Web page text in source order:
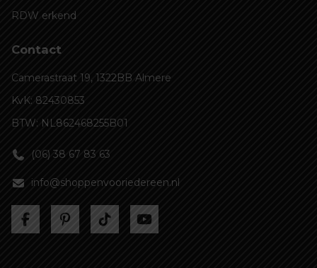
RDW erkend
Contact
Camerastraat 19, 1322BB Almere
KvK: 82430853
BTW: NL862468255B01
(06) 38 67 83 63
info@shoppenvooriedereen.nl